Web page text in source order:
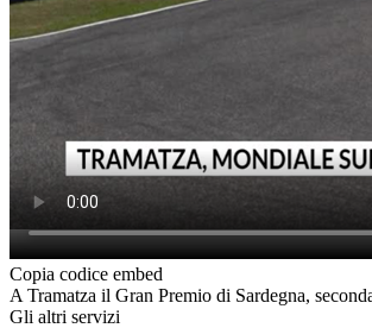
Copia codice embed
A Tramatza il Gran Premio di Sardegna,
Gli altri servizi